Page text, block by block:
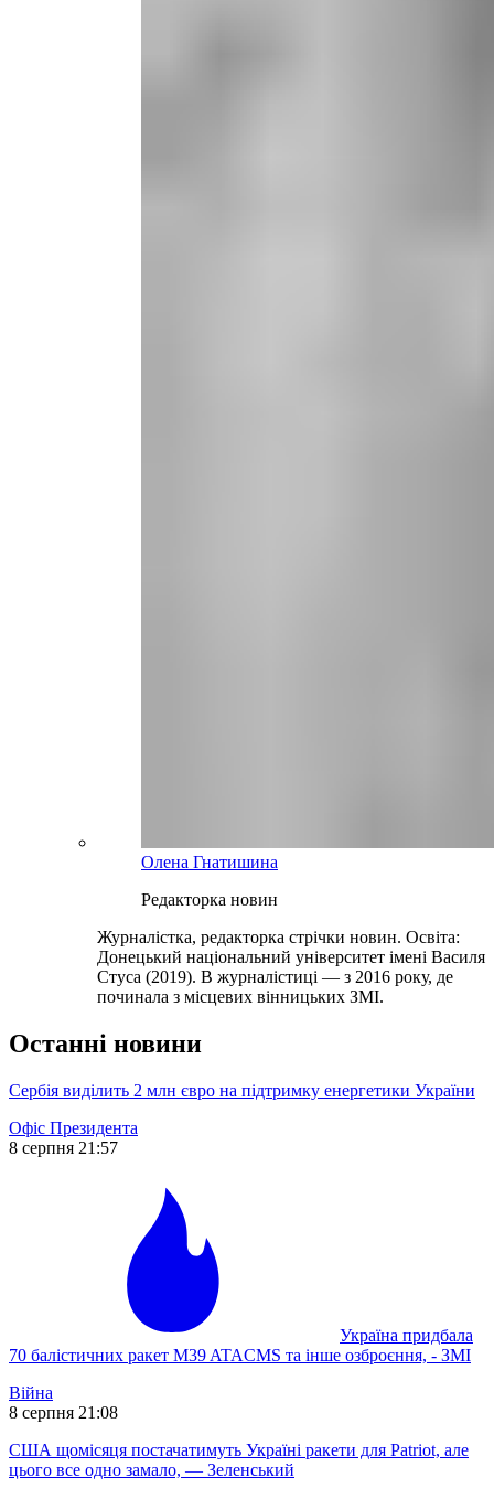
Олена Гнатишина
Редакторка новин
Журналістка, редакторка стрічки новин. Освіта:
Донецький національний університет імені Василя
Стуса (2019). В журналістиці — з 2016 року, де
починала з місцевих вінницьких ЗМІ.
Останні новини
Сербія виділить 2 млн євро на підтримку енергетики України
Офіс Президента
8 серпня 21:57
Україна придбала
70 балістичних ракет M39 ATACMS та інше озброєння, - ЗМІ
Війна
8 серпня 21:08
США щомісяця постачатимуть Україні ракети для Patriot, але
цього все одно замало, — Зеленський